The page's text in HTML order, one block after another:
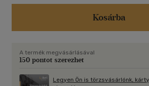
Kosárba
A termék megvásárlásával
150 pontot szerezhet
Legyen Ön is törzsvásárlónk,